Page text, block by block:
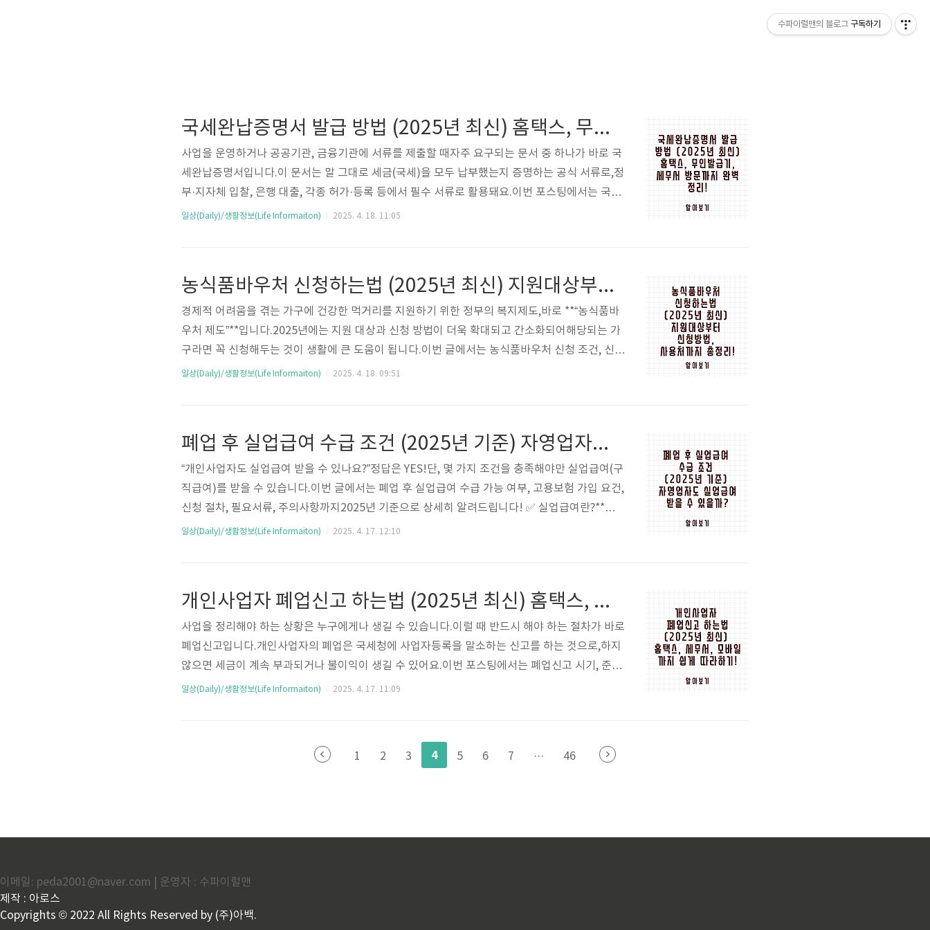
국세완납증명서 발급 방법 (2025년 최신) 홈택스, 무인발급기, 세무서 방문까지 완벽 정리!
사업을 운영하거나 공공기관, 금융기관에 서류를 제출할 때자주 요구되는 문서 중 하나가 바로 국
세완납증명서입니다.이 문서는 말 그대로 세금(국세)을 모두 납부했는지 증명하는 공식 서류로,정
부·지자체 입찰, 은행 대출, 각종 허가·등록 등에서 필수 서류로 활용돼요.이번 포스팅에서는 국세
완납증명서의 정의, 발급 방법(홈택스, 방문, 모바일), 수수료, 유효기간, 주의사항까지2025년 기
신용 증빙 자료 등🧾 국세완납증명서 vs 납세증명..
일상(Daily)/생활정보(Life Informaiton) 2025. 4. 18. 11:05
농식품바우처 신청하는법 (2025년 최신) 지원대상부터 신청방법, 사용처까지 총정리!
경제적 어려움을 겪는 가구에 건강한 먹거리를 지원하기 위한 정부의 복지제도,바로 **“농식품바
우처 제도”**입니다.2025년에는 지원 대상과 신청 방법이 더욱 확대되고 간소화되어해당되는 가
구라면 꼭 신청해두는 것이 생활에 큰 도움이 됩니다.이번 글에서는 농식품바우처 신청 조건, 신청
기간, 신청 방법, 바우처 금액, 사용처, 주의사항까지알기 쉽게 설명드릴게요! ✅ 농식품바우처란?
리전기세, 가스요금, 난방비가 부담되는 계절이..
일상(Daily)/생활정보(Life Informaiton) 2025. 4. 18. 09:51
폐업 후 실업급여 수급 조건 (2025년 기준) 자영업자도 실업급여 받을 수 있을까?
“개인사업자도 실업급여 받을 수 있나요?”정답은 YES!단, 몇 가지 조건을 충족해야만 실업급여(구
직급여)를 받을 수 있습니다.이번 글에서는 폐업 후 실업급여 수급 가능 여부, 고용보험 가입 요건,
신청 절차, 필요서류, 주의사항까지2025년 기준으로 상세히 알려드립니다! ✅ 실업급여란?**실업
급여(구직급여)**는고용보험에 가입한 근로자 또는 자영업자가 비자발적으로 실직(또는 폐업)했
유형**비자발적 폐업(적자, 건강악화 등)..
일상(Daily)/생활정보(Life Informaiton) 2025. 4. 17. 12:10
개인사업자 폐업신고 하는법 (2025년 최신) 홈택스, 세무서, 모바일까지 쉽게 따라하기!
사업을 정리해야 하는 상황은 누구에게나 생길 수 있습니다.이럴 때 반드시 해야 하는 절차가 바로
폐업신고입니다.개인사업자의 폐업은 국세청에 사업자등록을 말소하는 신고를 하는 것으로,하지
않으면 세금이 계속 부과되거나 불이익이 생길 수 있어요.이번 포스팅에서는 폐업신고 시기, 준비
서류, 홈택스 신청 방법, 오프라인 신고, 폐업 후 세금 정리까지2025년 기준으로 자세히 안내해드
자 구분 없이 모두 해당사업 실질 종료일 기준으로 신고📅 폐업신고 시기구분내용신고 기한폐업
일로부터 20일 이내기준일실제 영업 종료일 (물리적으로 영업..
일상(Daily)/생활정보(Life Informaiton) 2025. 4. 17. 11:09
1 2 3 4 5 6 7 ··· 46
수파이럴맨의 블로그 구독하기
이메일: peda2001@naver.com | 운영자 : 수파이럴맨
제작 : 아로스
Copyrights © 2022 All Rights Reserved by (주)아백.